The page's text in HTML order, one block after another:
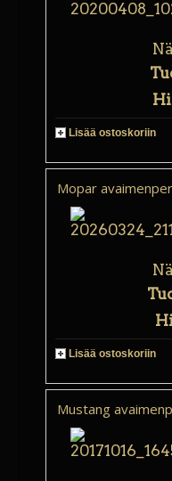
Lisää ostoskoriin
Mopar
Lisää ostoskoriin
Mustang